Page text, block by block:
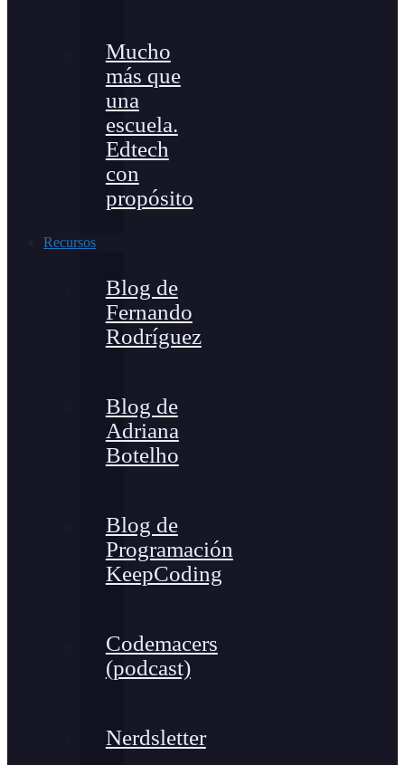
Mucho
más que
una
escuela.
Edtech
con
propósito
Recursos
Blog de
Fernando
Rodríguez
Blog de
Adriana
Botelho
Blog de
Programación
KeepCoding
Codemacers
(podcast)
Nerdsletter